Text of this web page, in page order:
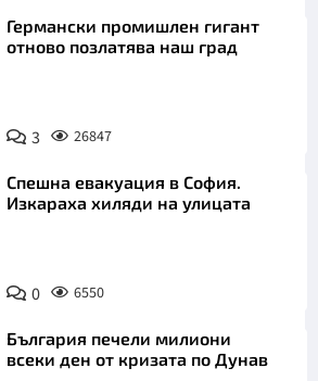
Германски промишлен гигант
отново позлатява наш град
3 26847
Спешна евакуация в София.
Изкараха хиляди на улицата
0 6550
България печели милиони
всеки ден от кризата по Дунав